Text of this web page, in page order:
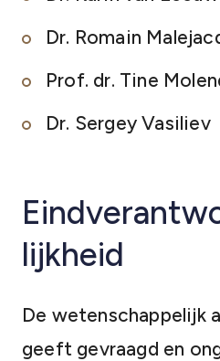
Dr. Romain
Prof. dr. Tine
Dr. Sergey Vasiliev
lijkheid
De wetenschappelijk
geeft gevraagd en